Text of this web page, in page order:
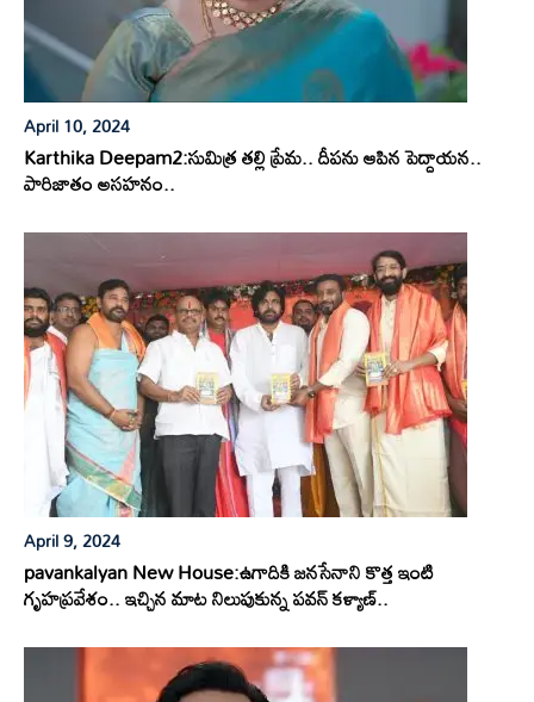
April 10, 2024
Karthika Deepam2:సుమిత్ర తల్లి ప్రేమ.. దీపను ఆపిన పెద్దాయన..
పారిజాతం అసహనం..
April 9, 2024
pavankalyan New House:ఉగాదికి జనసేనాని కొత్త ఇంటి
గృహప్రవేశం.. ఇచ్చిన మాట నిలుపుకున్న పవన్ కళ్యాణ్..